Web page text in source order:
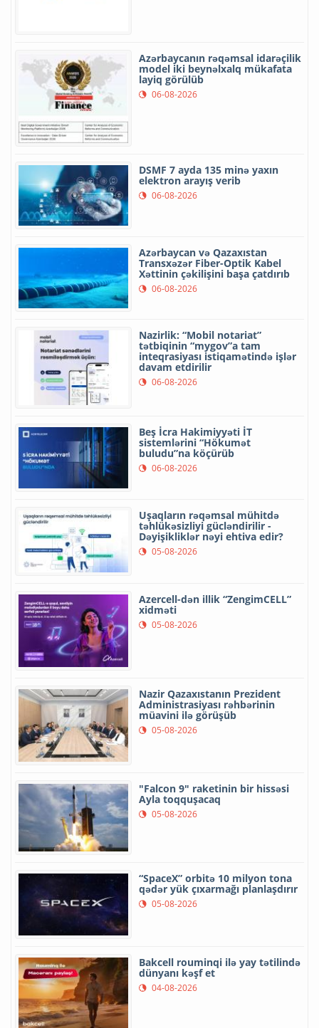
Azərbaycanın rəqəmsal idarəçilik
model iki beynəlxalq mükafata
layiq görülüb
06-08-2026
DSMF 7 ayda 135 minə yaxın
elektron arayış verib
06-08-2026
Azərbaycan və Qazaxıstan
Transxəzər Fiber-Optik Kabel
Xəttinin çəkilişini başa çatdırıb
06-08-2026
Nazirlik: “Mobil notariat”
tətbiqinin “mygov”a tam
inteqrasiyası istiqamətində işlər
davam etdirilir
06-08-2026
Beş İcra Hakimiyyəti İT
sistemlərini “Hökumət
buludu”na köçürüb
06-08-2026
Uşaqların rəqəmsal mühitdə
təhlükəsizliyi gücləndirilir -
Dəyişikliklər nəyi ehtiva edir?
05-08-2026
Azercell-dən illik “ZengimCELL”
xidməti
05-08-2026
Nazir Qazaxıstanın Prezident
Administrasiyası rəhbərinin
müavini ilə görüşüb
05-08-2026
"Falcon 9" raketinin bir hissəsi
Ayla toqquşacaq
05-08-2026
“SpaceX” orbitə 10 milyon tona
qədər yük çıxarmağı planlaşdırır
05-08-2026
Bakcell rouminqi ilə yay tətilində
dünyanı kəşf et
04-08-2026